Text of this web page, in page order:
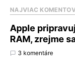
NAJVIAC
Apple
RAM, zrejme
3 komentáre